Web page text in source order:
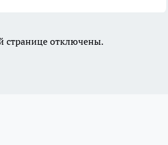
странице отключены.